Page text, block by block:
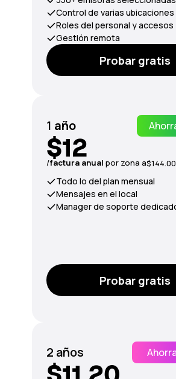
Control de varias ubicaciones
Roles del personal y accesos
Gestión remota
Probar gratis
1 año
$12
/factura anual por zona a$144.00
Todo lo del plan mensual
Mensajes en el local
Manager de soporte
Probar gratis
2 años